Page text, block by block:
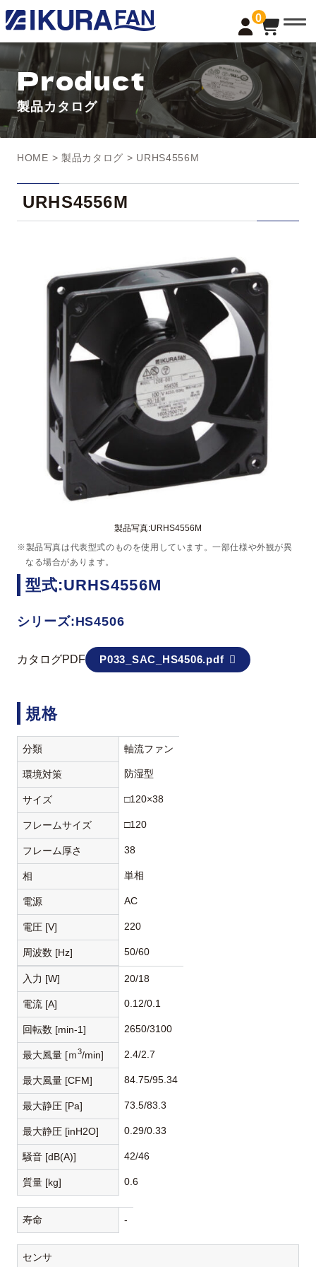
0
t
o
g
l
e
a
v
i
g
a
n
Product
製品カタログ
HOME > 製品カタログ > URHS4556M
URHS4556M
製品写真:URHS4556M
※製品写真は代表型式のものを使用しています。一部仕様や外観が異
なる場合があります。
型式:URHS4556M
シリーズ:HS4506
カタログPDF P033_SAC_HS4506.pdf
規格
分類 軸流ファン
環境対策 防湿型
サイズ □120×38
フレームサイズ □120
フレーム厚さ 38
相 単相
電源 AC
電圧 [V] 220
周波数 [Hz] 50/60
入力 [W] 20/18
電流 [A] 0.12/0.1
回転数 [min-1] 2650/3100
最大風量 [ｍ3/min] 2.4/2.7
最大風量 [CFM] 84.75/95.34
最大静圧 [Pa] 73.5/83.3
最大静圧 [inH2O] 0.29/0.33
騒音 [dB(A)] 42/46
質量 [kg] 0.6
寿命 -
センサ